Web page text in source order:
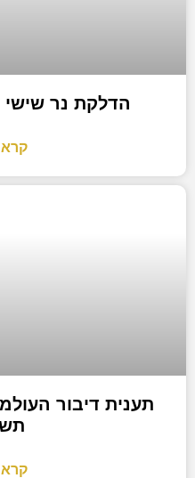
הדלקת נר
קרא
תענית דיבור
קרא